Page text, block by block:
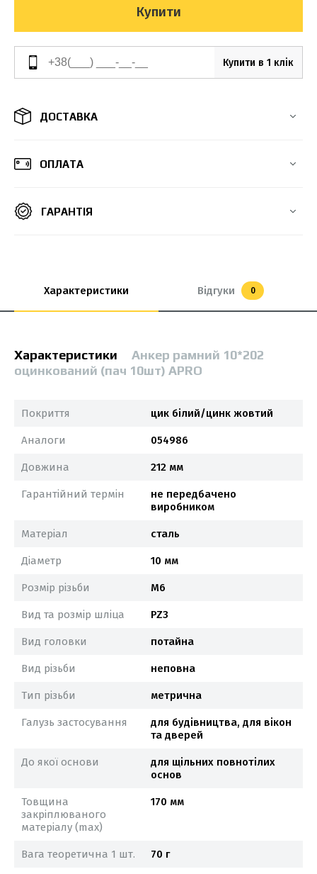
Купити
Купити в 1 клік
ДОСТАВКА
ОПЛАТА
ГАРАНТІЯ
Характеристики Відгуки 0
Характеристики
Анкер рамний 10*202
оцинкований (пач 10шт) APRO
Покриття цик білий/цинк жовтий
Аналоги 054986
Довжина 212 мм
Гарантійний термін
не передбачено
виробником
Матеріал сталь
Діаметр 10 мм
Розмір різьби М6
Вид та розмір шліца PZ3
Вид головки потайна
Вид різьби неповна
Тип різьби метрична
Галузь застосування
для будівництва, для вікон
та дверей
До якої основи
для щільних повнотілих
основ
Товщина
закріплюваного
матеріалу (max)
170 мм
Вага теоретична 1 шт. 70 г